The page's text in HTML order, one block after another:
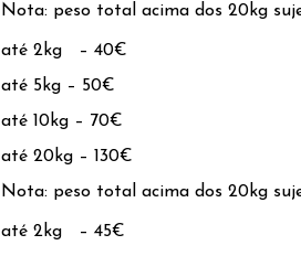
Nota: peso total acima dos 20kg
até 2kg – 40€
até 5kg – 50€
até 10kg – 70€
até 20kg – 130€
Nota: peso total acima dos 20kg
até 2kg – 45€